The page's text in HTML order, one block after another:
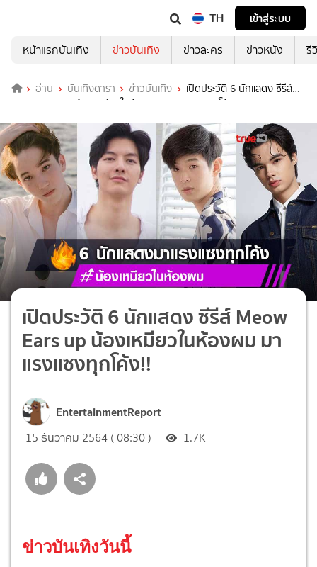
TH
เข้าสู่ระบบ
หน้าแรกบันเทิง
ข่าวบันเทิง ข่าวละคร ข่าวหนัง รี
อ่าน บันเทิงดารา ข่าวบันเทิง
เปิดประวัติ 6 นักแสดง ซีรีส์
Meow Ears up น้องเหมียวในห้องผม มาแรงแซงทุกโค้ง!!
เปิดประวัติ 6 นักแสดง ซีรีส์ Meow
Ears up น้องเหมียวในห้องผม มา
แรงแซงทุกโค้ง!!
EntertainmentReport
15 ธันวาคม 2564 ( 08:30 ) 1.7K
ข่าวบันเทิงวันนี้